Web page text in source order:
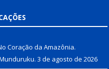
Coração da Amazônia.
3 de agosto de 2026